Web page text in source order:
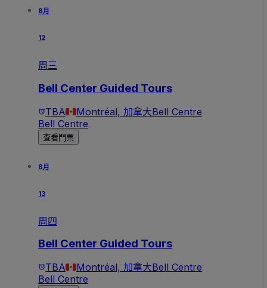
8月
12
周三
Bell Center Guided Tours
TBA Montréal, 加拿大Bell Centre
Bell Centre
查看門票
8月
13
周四
Bell Center Guided Tours
TBA Montréal, 加拿大Bell Centre
Bell Centre